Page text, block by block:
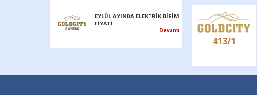
EYLÜL AYINDA ELEKTRİK BİRİM
FİYATİ
Devamı
413/1